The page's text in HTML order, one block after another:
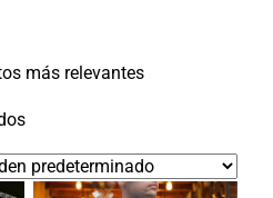
más relevantes